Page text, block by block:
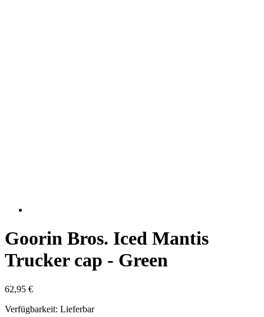
Goorin Bros. Iced Mantis
Trucker cap - Green
62,95 €
Verfügbarkeit: Lieferbar